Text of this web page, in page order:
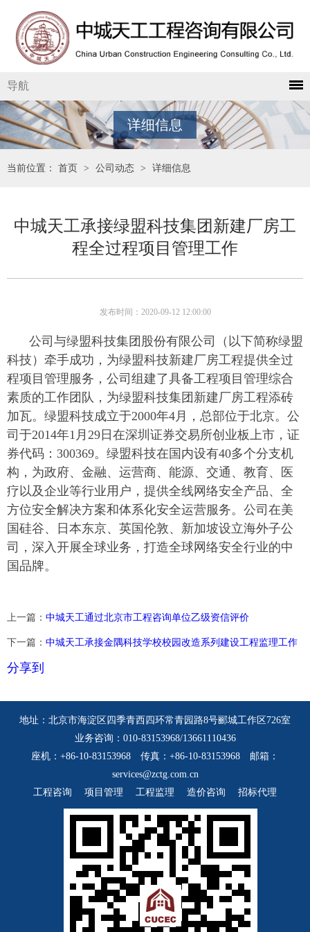
导航
详细信息
当前位置： 首页 > 公司动态 > 详细信息
中城天工承接绿盟科技集团新建厂房工
程全过程项目管理工作
发布时间：2020-09-12 12:00:00
公司与绿盟科技集团股份有限公司（以下简称绿盟
科技）牵手成功，为绿盟科技新建厂房工程提供全过
程项目管理服务，公司组建了具备工程项目管理综合
素质的工作团队，为绿盟科技集团新建厂房工程添砖
加瓦。绿盟科技成立于2000年4月，总部位于北京。公
司于2014年1月29日在深圳证券交易所创业板上市，证
券代码：300369。绿盟科技在国内设有40多个分支机
构，为政府、金融、运营商、能源、交通、教育、医
疗以及企业等行业用户，提供全线网络安全产品、全
方位安全解决方案和体系化安全运营服务。公司在美
国硅谷、日本东京、英国伦敦、新加坡设立海外子公
司，深入开展全球业务，打造全球网络安全行业的中
国品牌。
上一篇： 中城天工通过北京市工程咨询单位乙级资信评价
下一篇： 中城天工承接金隅科技学校校园改造系列建设工程监理工作
分享到
地址：北京市海淀区四季青西四环常青园路8号郦城工作区726室
业务咨询：010-83153968/13661110436
座机：+86-10-83153968 传真：+86-10-83153968 邮箱：
services@zctg.com.cn
工程咨询
项目管理 工程监理 造价咨询 招标代理